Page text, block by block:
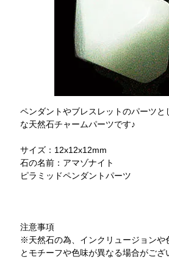
ペンダントやブレスレットのパーツと
な天然石チャームパーツです♪
サイズ：12x12x12mm
石の名前：アマゾナイト
ピラミッドペンダントパーツ
注意事項
※天然石の為、インクリュージョンや
とモチーフや色味が異なる場合がござ